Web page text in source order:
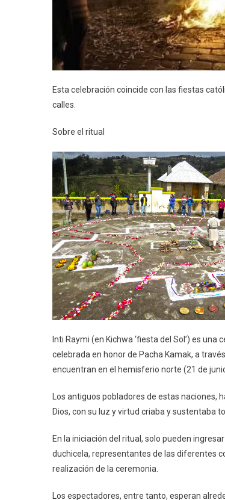
Esta celebración coincide con las fiestas
calles.
Sobre el ritual
Inti Raymi (en Kichwa ‘fiesta del Sol’) es
celebrada en honor de Pacha Kamak, a
encuentran en el hemisferio norte (21 de
Los antiguos pobladores de estas naciones,
Dios, con su luz y virtud criaba y sustentaba
En la iniciación del ritual, solo pueden
duchicela, representantes de las diferentes
realización de la ceremonia.
Los espectadores, entre tanto, esperan